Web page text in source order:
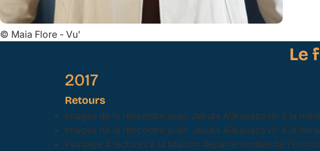
© Maia Flore - Vu'
Le
2017
Retours
Images de la rencontre avec Jakuta Alikavazovic à la
Images de la rencontre avec Jakuta Alikavazovic à la
Paysage & lectures à la Maison départementale de